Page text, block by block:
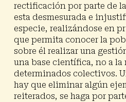
rectificación por parte de
esta desmesurada e
especie, realizándose en
que permita conocer la
sobre él realizar una
una base científica, no a la
determinados colectivos.
hay que eliminar algún
reiterados, se haga por